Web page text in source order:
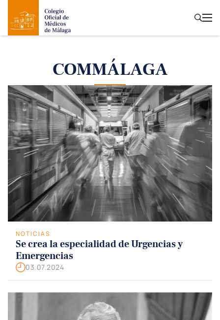
COMMÁLAGA
NOTICIAS
Se crea la especialidad de Urgencias y
Emergencias
03.07.2024